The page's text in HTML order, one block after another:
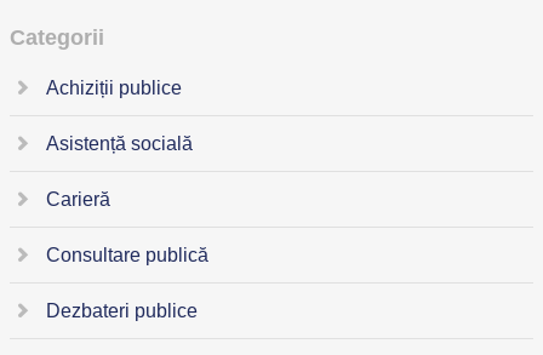
Categorii
Achiziții publice
Asistență socială
Carieră
Consultare publică
Dezbateri publice